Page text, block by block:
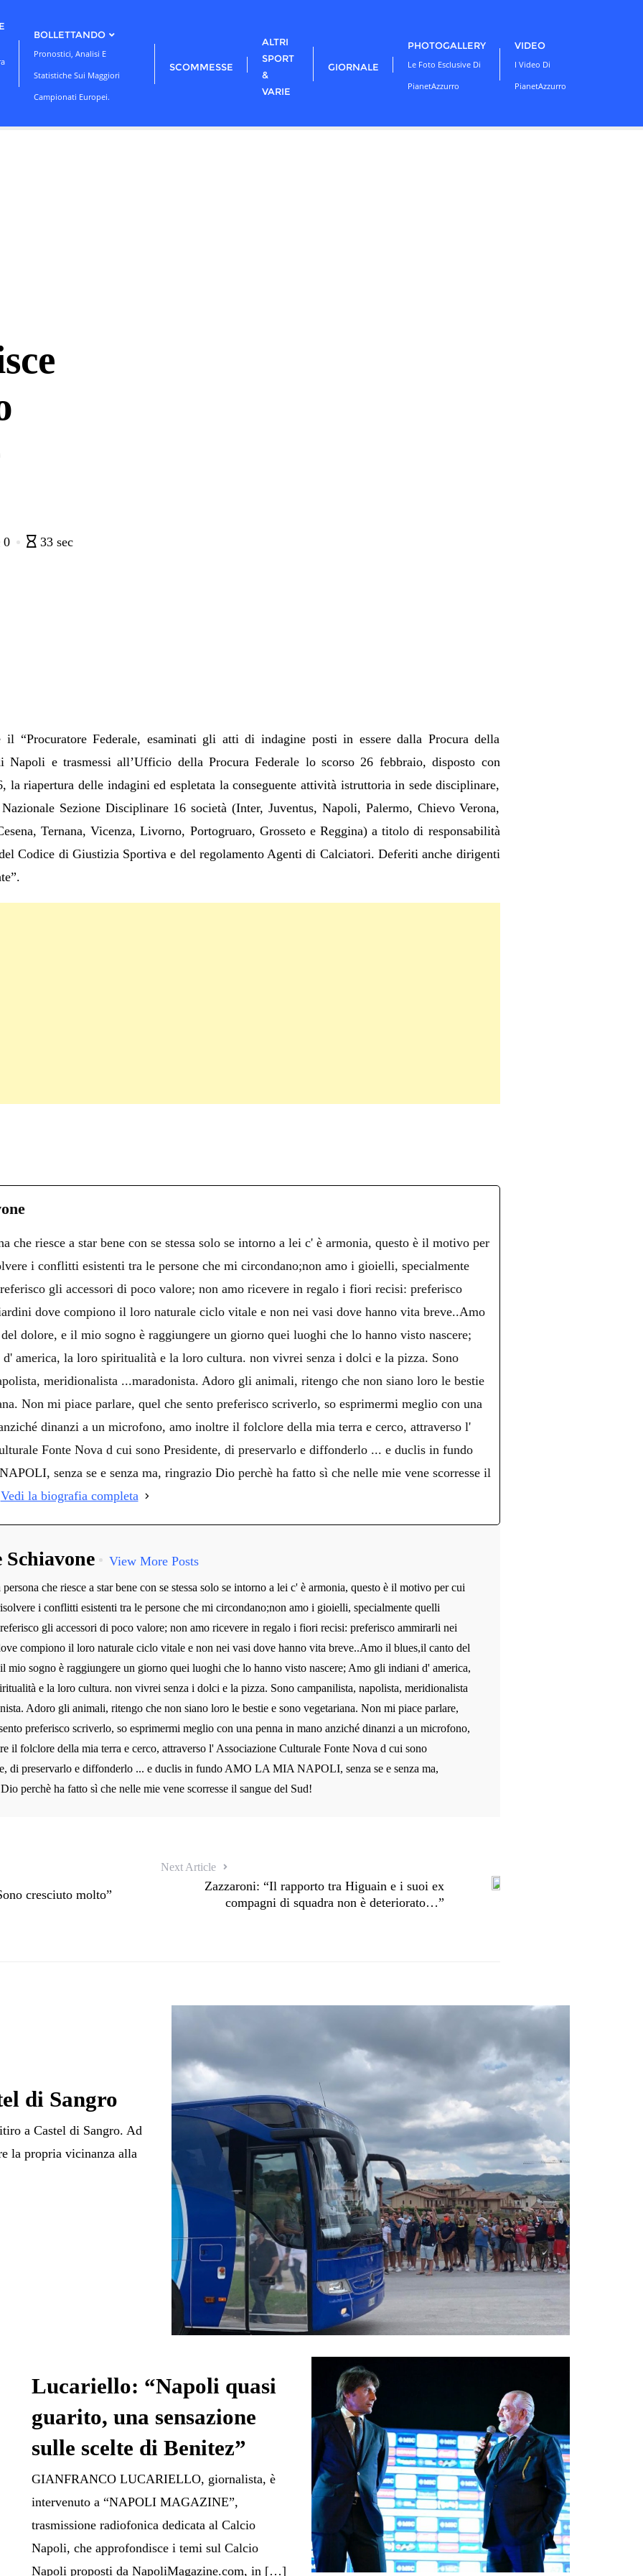
BOLLETTANDO
Pronostici, Analisi E
Statistiche Sui Maggiori
Campionati Europei.
SCOMMESSE
ALTRI
SPORT
&
VARIE
GIORNALE
PHOTOGALLERY
Le Foto Esclusive Di
PianetAzzurro
VIDEO
I Video Di
PianetAzzurro
0
33 sec
“Procuratore Federale, esaminati gli atti di indagine posti in essere dalla Procura della
Napoli e trasmessi all’Ufficio della Procura Federale lo scorso 26 febbraio, disposto con
la riapertura delle indagini ed espletata la conseguente attività istruttoria in sede disciplinare,
Sezione Disciplinare 16 società (Inter, Juventus, Napoli, Palermo, Chievo Verona,
Ternana, Vicenza, Livorno, Portogruaro, Grosseto e Reggina) a titolo di responsabilità
Codice di Giustizia Sportiva e del regolamento Agenti di Calciatori. Deferiti anche dirigenti
che riesce a star bene con se stessa solo se intorno a lei c' è armonia, questo è il motivo per
i conflitti esistenti tra le persone che mi circondano;non amo i gioielli, specialmente
gli accessori di poco valore; non amo ricevere in regalo i fiori recisi: preferisco
dove compiono il loro naturale ciclo vitale e non nei vasi dove hanno vita breve..Amo
dolore, e il mio sogno è raggiungere un giorno quei luoghi che lo hanno visto nascere;
america, la loro spiritualità e la loro cultura. non vivrei senza i dolci e la pizza. Sono
meridionalista ...maradonista. Adoro gli animali, ritengo che non siano loro le bestie
Non mi piace parlare, quel che sento preferisco scriverlo, so esprimermi meglio con una
dinanzi a un microfono, amo inoltre il folclore della mia terra e cerco, attraverso l'
Fonte Nova d cui sono Presidente, di preservarlo e diffonderlo ... e duclis in fundo
senza se e senza ma, ringrazio Dio perchè ha fatto sì che nelle mie vene scorresse il
Vedi la biografia completa
View More Posts
persona che riesce a star bene con se stessa solo se intorno a lei c' è armonia, questo è il motivo per cui
i conflitti esistenti tra le persone che mi circondano;non amo i gioielli, specialmente quelli
gli accessori di poco valore; non amo ricevere in regalo i fiori recisi: preferisco ammirarli nei
compiono il loro naturale ciclo vitale e non nei vasi dove hanno vita breve..Amo il blues,il canto del
mio sogno è raggiungere un giorno quei luoghi che lo hanno visto nascere; Amo gli indiani d' america,
e la loro cultura. non vivrei senza i dolci e la pizza. Sono campanilista, napolista, meridionalista
Adoro gli animali, ritengo che non siano loro le bestie e sono vegetariana. Non mi piace parlare,
preferisco scriverlo, so esprimermi meglio con una penna in mano anziché dinanzi a un microfono,
il folclore della mia terra e cerco, attraverso l' Associazione Culturale Fonte Nova d cui sono
di preservarlo e diffonderlo ... e duclis in fundo AMO LA MIA NAPOLI, senza se e senza ma,
perchè ha fatto sì che nelle mie vene scorresse il sangue del Sud!
cresciuto molto”
Next Article
Zazzaroni: “Il rapporto tra Higuain e i suoi ex
compagni di squadra non è deteriorato…”
di Sangro
a Castel di Sangro. Ad
la propria vicinanza alla
Lucariello: “Napoli quasi
guarito, una sensazione
sulle scelte di Benitez”
GIANFRANCO LUCARIELLO, giornalista, è
intervenuto a “NAPOLI MAGAZINE”,
trasmissione radiofonica dedicata al Calcio
Napoli, che approfondisce i temi sul Calcio
Napoli proposti da NapoliMagazine.com, in […]